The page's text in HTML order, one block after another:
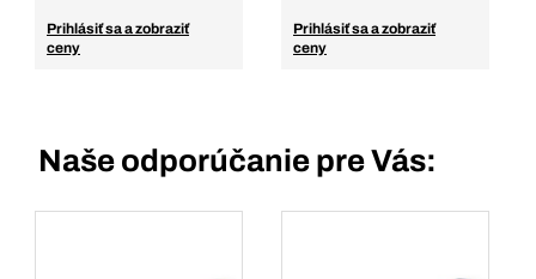
Prihlásiť sa a zobraziť
ceny
Prihlásiť sa a zobraziť
ceny
Naše odporúčanie pre Vás: